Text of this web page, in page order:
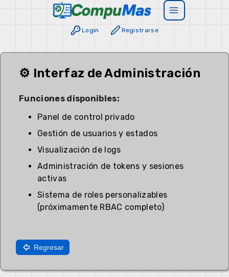
Login Registrarse
⚙️ Interfaz de Administración
Funciones disponibles:
Panel de control privado
Gestión de usuarios y estados
Visualización de logs
Administración de tokens y sesiones
activas
Sistema de roles personalizables
(próximamente RBAC completo)
Regresar